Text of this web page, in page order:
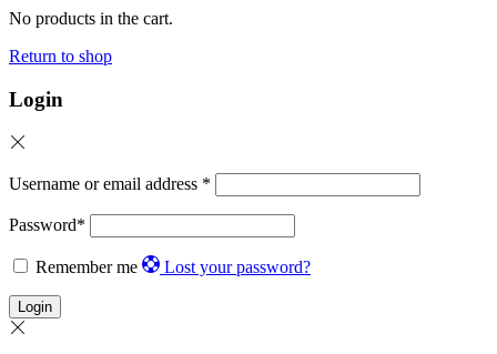
No products in the cart.
Return to shop
Login
Username or email address *
Password*
Remember me Lost your password?
Login